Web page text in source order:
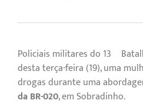
Policiais militares do 13º
desta terça-feira (19), uma
drogas durante uma
da BR-020, em Sobradinho.